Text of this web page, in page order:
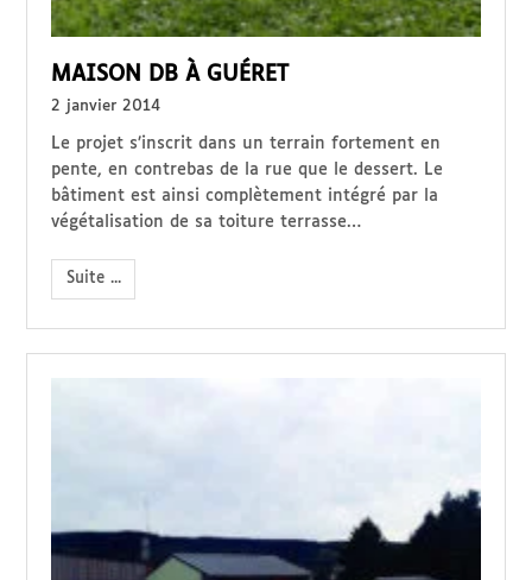
MAISON DB À GUÉRET
2 janvier 2014
Le projet s’inscrit dans un terrain fortement en
pente, en contrebas de la rue que le dessert. Le
bâtiment est ainsi complètement intégré par la
végétalisation de sa toiture terrasse…
Suite ...